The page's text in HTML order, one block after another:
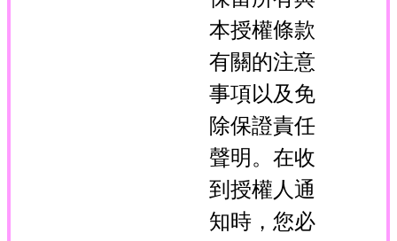
本授權條款
有關的注意
事項以及免
除保證責任
聲明。在收
到授權人通
知時，您必